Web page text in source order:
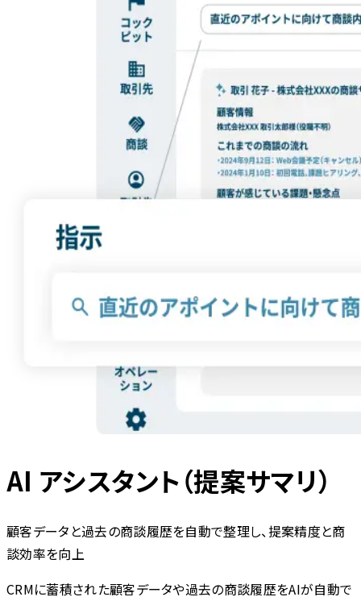
AI アシスタント（提案サマリ）
顧客データと過去の商談履歴を自動で整理し、提案精度と商
談効率を向上
CRMに蓄積された顧客データや過去の商談履歴をAIが自動で